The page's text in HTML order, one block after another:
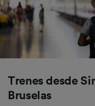
Trenes desde
Bruselas